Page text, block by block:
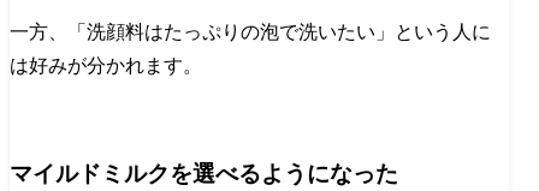
一方、「洗顔料はたっぷりの泡で洗いたい」という人に
は好みが分かれます。
マイルドミルクを選べるようになった